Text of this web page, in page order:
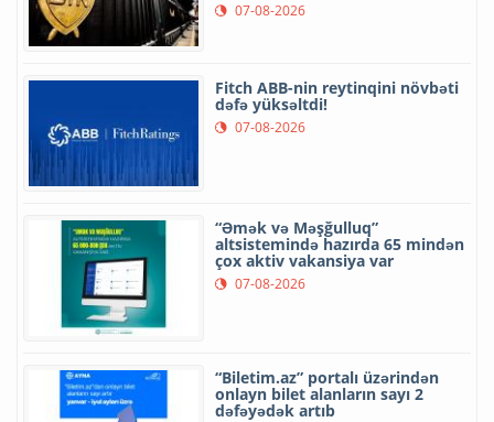
07-08-2026
Fitch ABB-nin reytinqini növbəti
dəfə yüksəltdi!
07-08-2026
“Əmək və Məşğulluq”
altsistemində hazırda 65 mindən
çox aktiv vakansiya var
07-08-2026
“Biletim.az” portalı üzərindən
onlayn bilet alanların sayı 2
dəfəyədək artıb